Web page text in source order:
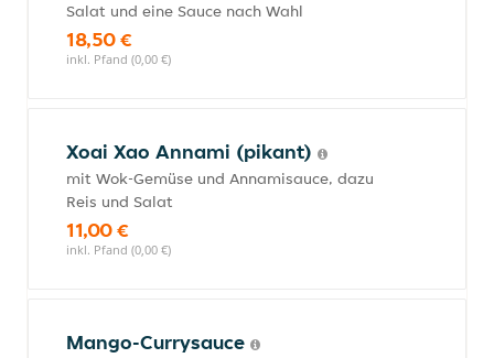
Salat und eine Sauce nach Wahl
18,50 €
inkl. Pfand (0,00 €)
Xoai Xao Annami (pikant)
mit Wok-Gemüse und Annamisauce, dazu
Reis und Salat
11,00 €
inkl. Pfand (0,00 €)
Mango-Currysauce